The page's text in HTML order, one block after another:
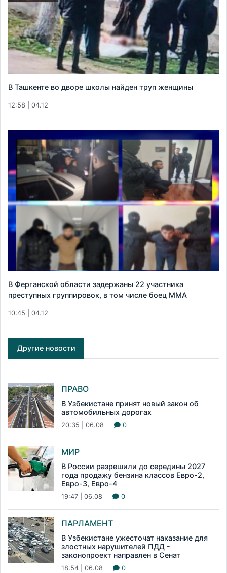
В Ташкенте во дворе школы найден труп женщины
12:58 | 04.12
В Ферганской области задержаны 22 участника
преступных группировок, в том числе боец ММА
10:45 | 04.12
Другие новости
ПРАВО
В Узбекистане принят новый закон об
автомобильных дорогах
20:35 | 06.08 0
МИР
В России разрешили до середины 2027
года продажу бензина классов Евро-2,
Евро-3, Евро-4
19:47 | 06.08 0
ПАРЛАМЕНТ
В Узбекистане ужесточат наказание для
злостных нарушителей ПДД -
законопроект направлен в Сенат
18:54 | 06.08 0